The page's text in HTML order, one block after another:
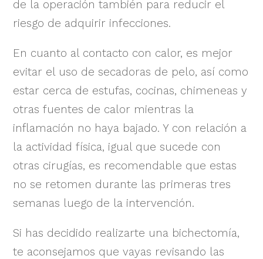
de la operación también para reducir el
riesgo de adquirir infecciones.
En cuanto al contacto con calor, es mejor
evitar el uso de secadoras de pelo, así como
estar cerca de estufas, cocinas, chimeneas y
otras fuentes de calor mientras la
inflamación no haya bajado. Y con relación a
la actividad física, igual que sucede con
otras cirugías, es recomendable que estas
no se retomen durante las primeras tres
semanas luego de la intervención.
Si has decidido realizarte una bichectomía,
te aconsejamos que vayas revisando las